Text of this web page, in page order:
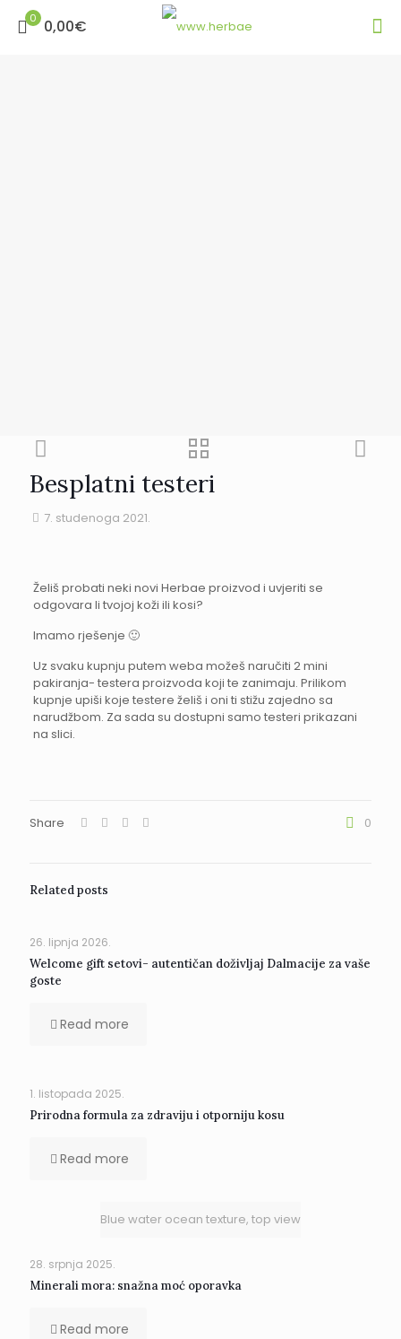
0 0,00€
Besplatni testeri
7. studenoga 2021.
Želiš probati neki novi Herbae proizvod i uvjeriti se
odgovara li tvojoj koži ili kosi?
Imamo rješenje 🙂
Uz svaku kupnju putem weba možeš naručiti 2 mini
pakiranja- testera proizvoda koji te zanimaju. Prilikom
kupnje upiši koje testere želiš i oni ti stižu zajedno sa
narudžbom. Za sada su dostupni samo testeri prikazani
na slici.
Share 0
Related posts
26. lipnja 2026.
Welcome gift setovi- autentičan doživljaj Dalmacije za vaše
goste
Read more
1. listopada 2025.
Prirodna formula za zdraviju i otporniju kosu
Read more
Blue water ocean texture, top view
28. srpnja 2025.
Minerali mora: snažna moć oporavka
Read more